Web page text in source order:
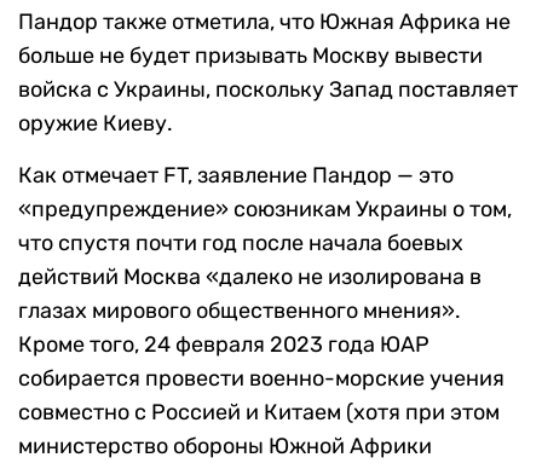
Пандор также отметила, что Южная Африка не
больше не будет призывать Москву вывести
войска с Украины, поскольку Запад поставляет
оружие Киеву.
Как отмечает FT, заявление Пандор — это
«предупреждение» союзникам Украины о том,
что спустя почти год после начала боевых
действий Москва «далеко не изолирована в
глазах мирового общественного мнения».
Кроме того, 24 февраля 2023 года ЮАР
собирается провести военно-морские учения
совместно с Россией и Китаем (хотя при этом
министерство обороны Южной Африки